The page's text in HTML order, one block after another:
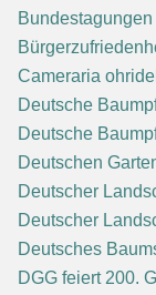
Cameraria
Deutsche
Deutsche
Deutschen
Deutscher
Deutscher
Deutsches
DGG feiert 200.